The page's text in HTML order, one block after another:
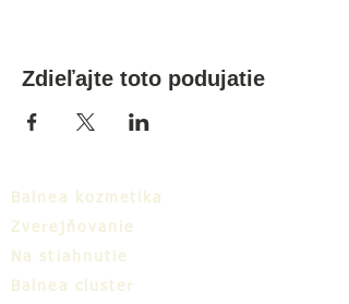
Zdieľajte toto podujatie
Balnea kozmetika
Zverejňovanie
Na stiahnutie
Balnea cluster